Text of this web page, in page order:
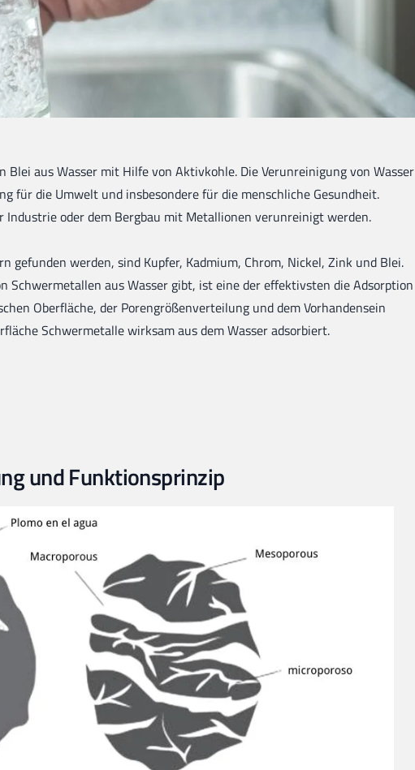
aus Wasser mit Hilfe von Aktivkohle. Die Verunreinigung von Wasser
für die Umwelt und insbesondere für die menschliche Gesundheit.
Industrie oder dem Bergbau mit Metallionen verunreinigt werden.
gefunden werden, sind Kupfer, Kadmium, Chrom, Nickel, Zink und Blei.
Schwermetallen aus Wasser gibt, ist eine der effektivsten die Adsorption
Oberfläche, der Porengrößenverteilung und dem Vorhandensein
Schwermetalle wirksam aus dem Wasser adsorbiert.
und Funktionsprinzip